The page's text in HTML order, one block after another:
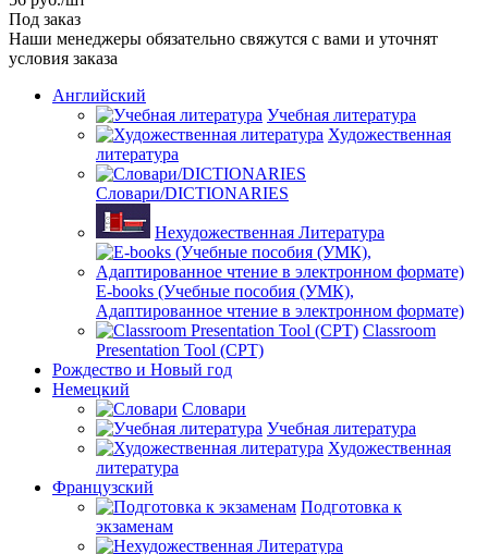
Под заказ
Наши менеджеры обязательно свяжутся с вами и уточнят
условия заказа
Английский
Учебная литература
Художественная
литература
Словари/DICTIONARIES
Нехудожественная Литература
E-books (Учебные пособия (УМК),
Адаптированное чтение в электронном формате)
Classroom
Presentation Tool (CPT)
Рождество и Новый год
Немецкий
Словари
Учебная литература
Художественная
литература
Французский
Подготовка к
экзаменам